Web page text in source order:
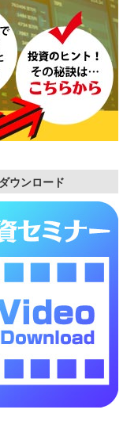
ウンロード